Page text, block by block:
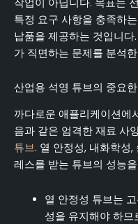
특정 요구 사항을 충족하
납품을 제공하는 것입니
가 직면하는 문제를 분석
산업용 석영 튜브의 중요
까다로운 애플리케이션에
음과 같은 엄격한 재료 사
튜브. 열 안정성, 내화학성
레스를 받는 튜브의 성능
열 안정성 튜브는
성을 유지해야 하므